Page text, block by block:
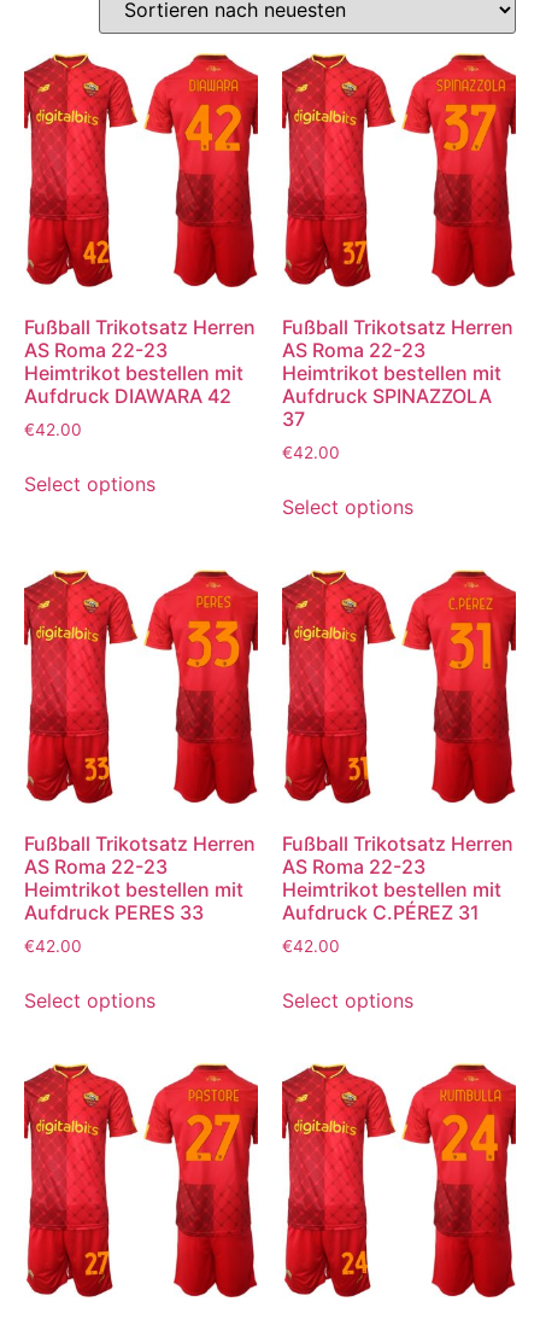
Fußball Trikotsatz Herren
AS Roma 22-23
Heimtrikot bestellen mit
Aufdruck DIAWARA 42
€42.00
Select options
Fußball Trikotsatz Herren
AS Roma 22-23
Heimtrikot bestellen mit
Aufdruck SPINAZZOLA
37
€42.00
Select options
Fußball Trikotsatz Herren
AS Roma 22-23
Heimtrikot bestellen mit
Aufdruck PERES 33
€42.00
Select options
Fußball Trikotsatz Herren
AS Roma 22-23
Heimtrikot bestellen mit
Aufdruck C.PÉREZ 31
€42.00
Select options